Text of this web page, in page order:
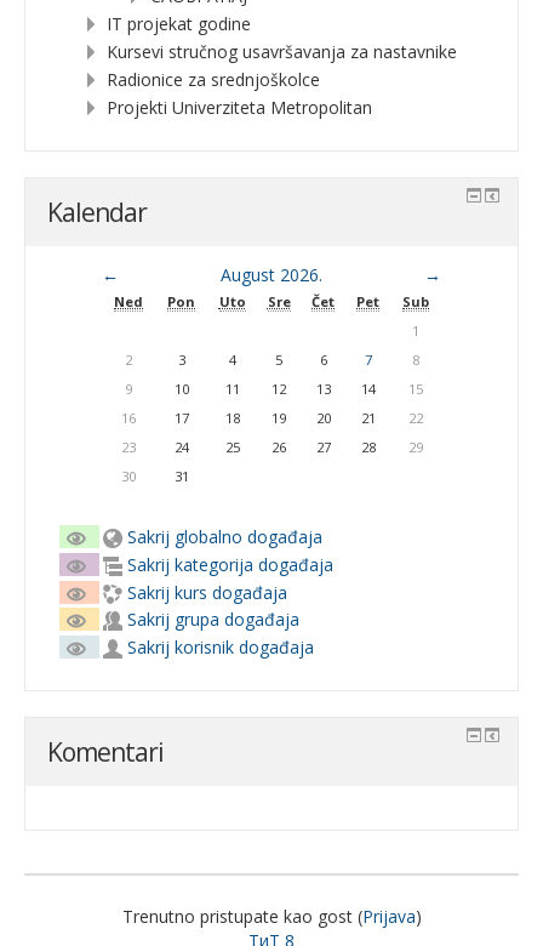
IT projekat godine
Kursevi stručnog usavršavanja za nastavnike
Radionice za srednjoškolce
Projekti Univerziteta Metropolitan
Kalendar
← August 2026. →
Ned Pon Uto Sre Čet Pet
Sub
1
2
3 4 5 6 7
8
9
10 11 12 13 14
15
16
17 18 19 20 21
22
23
24 25 26 27 28
29
30
31
Sakrij globalno događaja
Sakrij kategorija događaja
Sakrij kurs događaja
Sakrij grupa događaja
Sakrij korisnik događaja
Komentari
Trenutno pristupate kao gost (Prijava)
ТиТ 8